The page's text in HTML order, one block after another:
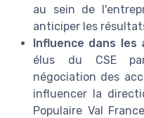
au sein de
anticiper les
Influence dans les
élus du CSE
négociation des
influencer la
Populaire Val